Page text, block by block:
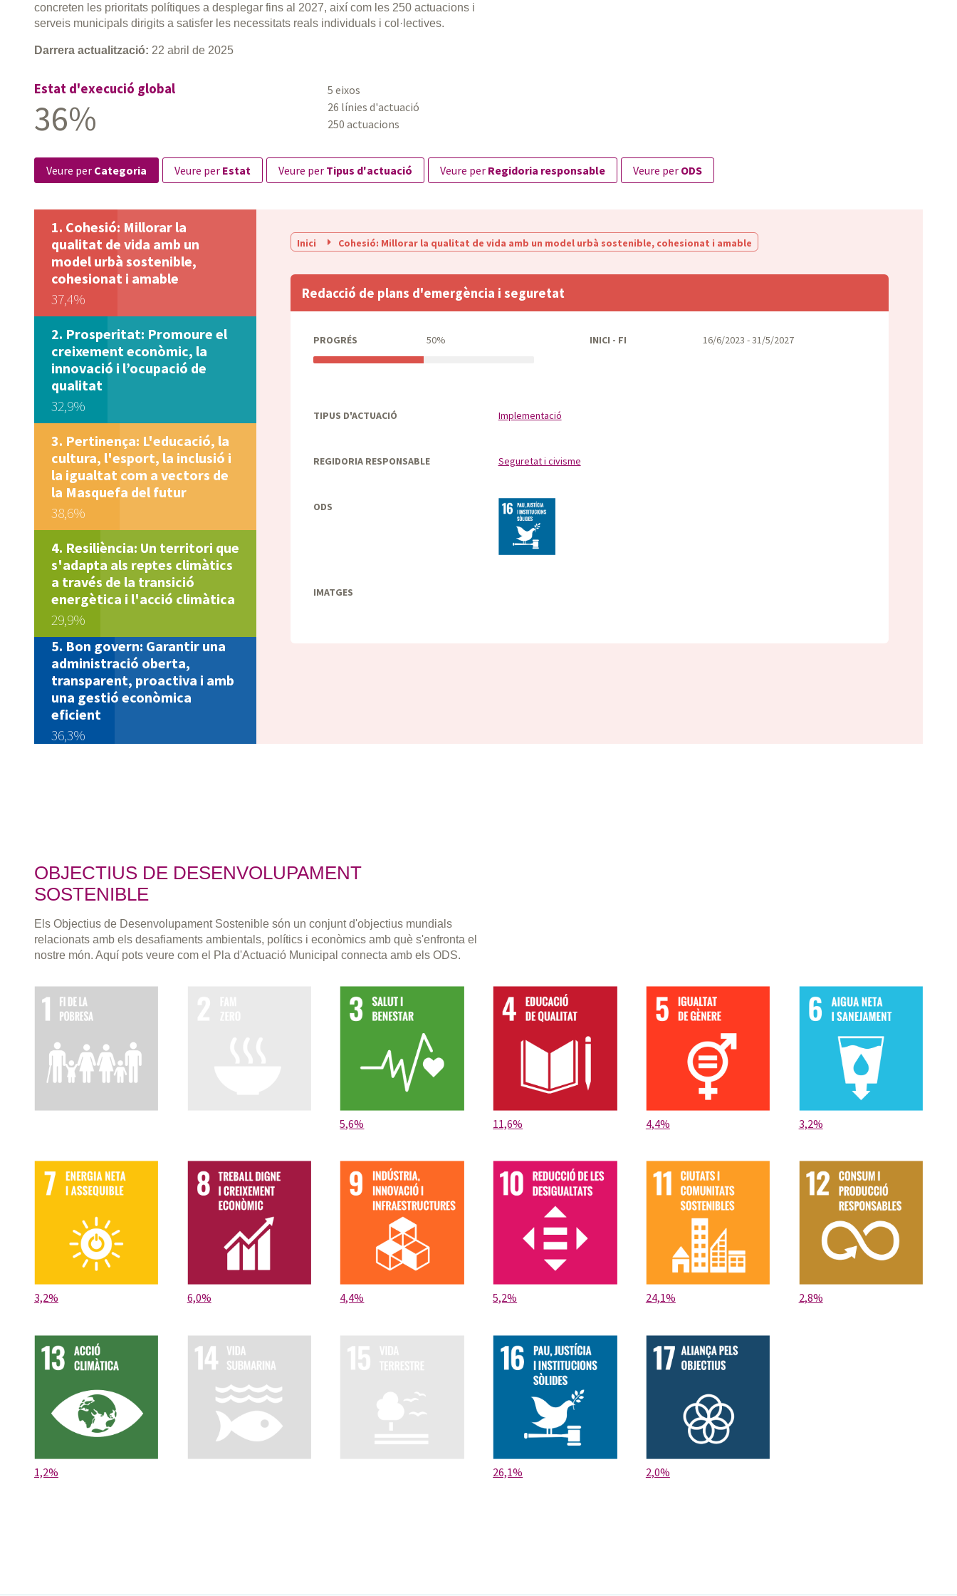
concreten les prioritats polítiques a desplegar fins al 2027, així com les 250 actuacions i
serveis municipals dirigits a satisfer les necessitats reals individuals i col·lectives.
Darrera actualització: 22 abril de 2025
Estat d'execució global
36%
5 eixos
26 línies d'actuació
250 actuacions
veure per Categoria veure per Estat veure per Tipus d'actuació veure per Regidoria responsable veure per ODS
Cohesió: Millorar la
qualitat de vida amb un
model urbà sostenible,
cohesionat i amable
37,4%
Prosperitat: Promoure el
creixement econòmic, la
innovació i l’ocupació de
qualitat
32,9%
Pertinença: L'educació, la
cultura, l'esport, la inclusió i
la igualtat com a vectors de
la Masquefa del futur
38,6%
Resiliència: Un territori que
s'adapta als reptes climàtics
a través de la transició
energètica i l'acció climàtica
29,9%
Bon govern: Garantir una
administració oberta,
transparent, proactiva i amb
una gestió econòmica
eficient
36,3%
Inici Cohesió: Millorar la qualitat de vida amb un model urbà sostenible, cohesionat i amable
Redacció de plans d'emergència i seguretat
PROGRÉS 50% INICI - FI 16/6/2023 - 31/5/2027
TIPUS D'ACTUACIÓ Implementació
REGIDORIA RESPONSABLE Seguretat i civisme
ODS
IMATGES
OBJECTIUS DE DESENVOLUPAMENT
SOSTENIBLE
Els Objectius de Desenvolupament Sostenible són un conjunt d'objectius mundials
relacionats amb els desafiaments ambientals, polítics i econòmics amb què s'enfronta el
nostre món. Aquí pots veure com el Pla d'Actuació Municipal connecta amb els ODS.
5,6% 11,6% 4,4% 3,2%
3,2% 6,0% 4,4% 5,2% 24,1% 2,8%
1,2% 26,1% 2,0%